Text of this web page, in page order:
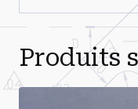
Produits